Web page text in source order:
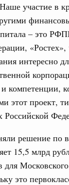
участие в
– это
интересно
компетенции,
этот проект,
Российской
решение по
15,5 млрд
для
это
зданий
Кадастровая
более
туризм